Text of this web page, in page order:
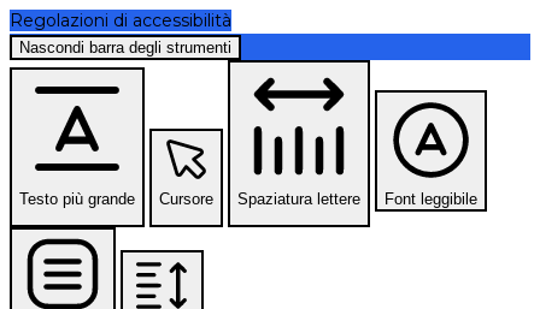
Regolazioni di accessibilità
Nascondi barra degli strumenti
Testo più grande Cursore Spaziatura lettere Font leggibile